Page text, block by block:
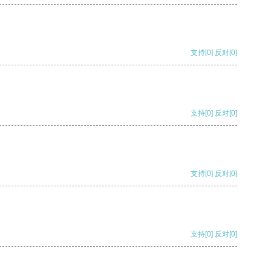
支持[0] 反对[0]
支持[0] 反对[0]
支持[0] 反对[0]
支持[0] 反对[0]